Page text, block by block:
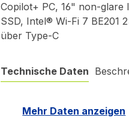
Copilot+ PC, 16" non-glare
SSD, Intel® Wi-Fi 7 BE201
über Type-C
Technische Daten
Mehr Daten anzeigen